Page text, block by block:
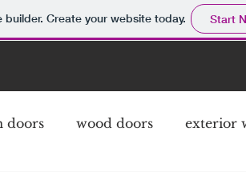
Create your website today. Start
doors wood doors exterior